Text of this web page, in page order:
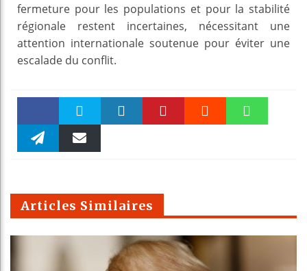
fermeture pour les populations et pour la stabilité
régionale restent incertaines, nécessitant une
attention internationale soutenue pour éviter une
escalade du conflit.
Faceboo Twitter
m
Articles Similaires